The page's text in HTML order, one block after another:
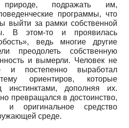
подражать им,
программы, что
выйти за рамки собственной
В этом-то и проявилась
ведь многие другие
преодолеть собственную
и вымерли. Человек не
и постепенно выработал
ориентиров, которые
инстинктами, дополняя их.
превращался в достоинство,
и оригинальное средство
среде.